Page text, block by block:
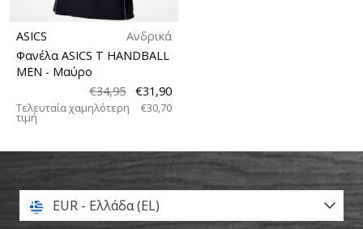
ASICS
Ανδρικά
Φανέλα ASICS T HANDBALL
MEN - Μαύρο
€34,95
€31,90
Τελευταία χαμηλότερη
τιμή
€30,70
EUR - Ελλάδα (EL)